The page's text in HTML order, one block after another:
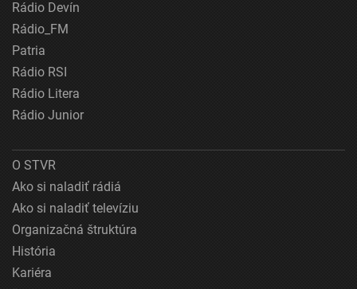
Rádio Devín
Rádio_FM
Patria
Rádio RSI
Rádio Litera
Rádio Junior
O STVR
Ako si naladiť rádiá
Ako si naladiť televíziu
Organizačná štruktúra
História
Kariéra